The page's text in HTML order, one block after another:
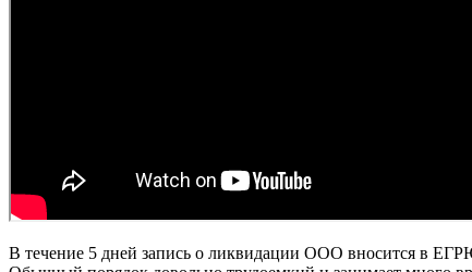
В течение 5 дней запись о ликвидации ООО вносится в